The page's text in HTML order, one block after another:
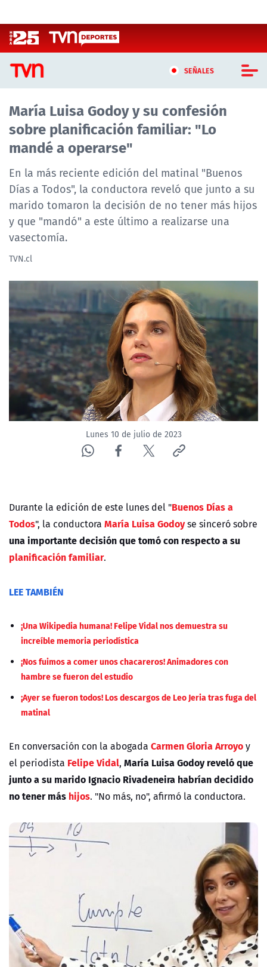
SEÑALES
CASTING MASTERCHEF CHILE
CASTING TVN VERTICAL
TVN VERTICAL
TVN PLAY
PROGRAMAS
TELESERIES
NTV
ACTUALIDAD Y TENDENCIAS
CORPORATIVO Y TRANSPARENCIA
CANAL DE DENUNCIAS
ÁREA DE PROYECTOS
María Luisa Godoy y su confesión
sobre planificación familiar: "Lo
mandé a operarse"
En la más reciente edición del matinal "Buenos
Días a Todos", la conductora reveló que junto a su
marido tomaron la decisión de no tener más hijos
y que "mandó" a este último a realizarse una
vasectomía.
TVN.cl
Lunes 10 de julio de 2023
Durante la edición de este lunes del "Buenos Días a
Todos", la conductora María Luisa Godoyse sinceró sobre
una importante decisión que tomó con respecto a su
planificación familiar.
LEE TAMBIÉN
¡Una Wikipedia humana! Felipe Vidal nos demuestra su
increíble memoria periodística
¡Nos fuimos a comer unos chacareros! Animadores con
hambre se fueron del estudio
¡Ayer se fueron todos! Los descargos de Leo Jeria tras fuga del
matinal
En conversación con la abogada Carmen Gloria Arroyoy
el periodista Felipe Vidal, María Luisa Godoy reveló que
junto a su marido Ignacio Rivadeneira habrían decidido
no tener más hijos. "No más, no", afirmó la conductora.